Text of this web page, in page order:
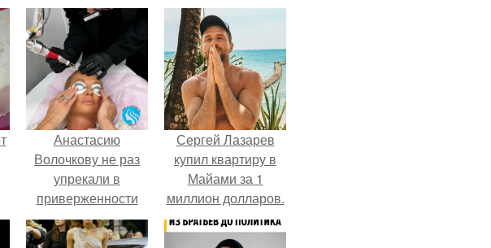
Анастасию
Волочкову не раз
упрекали в
приверженности
устаревшим бьюти -
процедурам.
Сергей Лазарев
купил квартиру в
Майами за 1
миллион долларов.